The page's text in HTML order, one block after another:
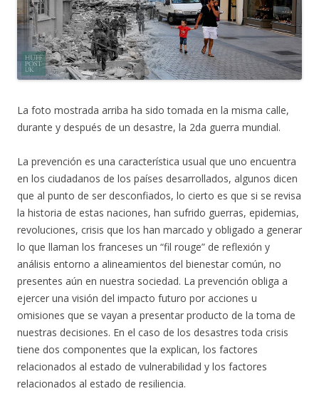
La foto mostrada arriba ha sido tomada en la misma calle,
durante y después de un desastre, la 2da guerra mundial.
La prevención es una característica usual que uno encuentra
en los ciudadanos de los países desarrollados, algunos dicen
que al punto de ser desconfiados, lo cierto es que si se revisa
la historia de estas naciones, han sufrido guerras, epidemias,
revoluciones, crisis que los han marcado y obligado a generar
lo que llaman los franceses un “fil rouge” de reflexión y
análisis entorno a alineamientos del bienestar común, no
presentes aún en nuestra sociedad. La prevención obliga a
ejercer una visión del impacto futuro por acciones u
omisiones que se vayan a presentar producto de la toma de
nuestras decisiones. En el caso de los desastres toda crisis
tiene dos componentes que la explican, los factores
relacionados al estado de vulnerabilidad y los factores
relacionados al estado de resiliencia.